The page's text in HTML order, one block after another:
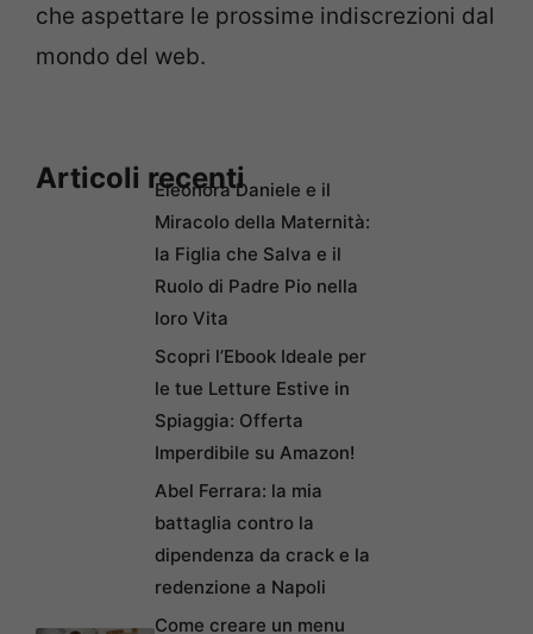
che aspettare le prossime indiscrezioni dal
mondo del web.
Articoli recentiEleonora Daniele e il
Miracolo della Maternità:
la Figlia che Salva e il
Ruolo di Padre Pio nella
loro Vita
Scopri l’Ebook Ideale per
le tue Letture Estive in
Spiaggia: Offerta
Imperdibile su Amazon!
Abel Ferrara: la mia
battaglia contro la
dipendenza da crack e la
redenzione a Napoli
Come creare un menu